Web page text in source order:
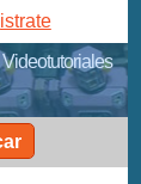
Videotutoriales